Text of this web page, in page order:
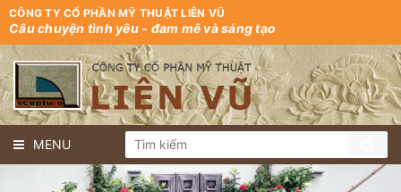
CÔNG TY CỔ PHẦN MỸ THUẬT LIÊN VŨ
Câu chuyện tình yêu - đam mê và sáng tạo
MENU